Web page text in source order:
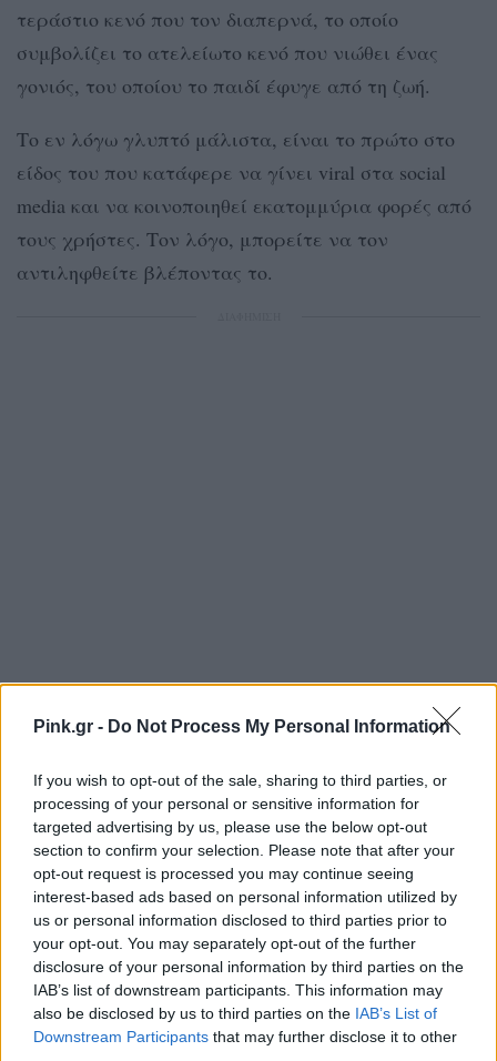
Pink.gr - Do Not Process My Personal Information
If you wish to opt-out of the sale, sharing to third parties, or
processing of your personal or sensitive information for
targeted advertising by us, please use the below opt-out
section to confirm your selection. Please note that after your
opt-out request is processed you may continue seeing
interest-based ads based on personal information utilized by
us or personal information disclosed to third parties prior to
your opt-out. You may separately opt-out of the further
disclosure of your personal information by third parties on the
IAB’s list of downstream participants. This information may
also be disclosed by us to third parties on the IAB’s List of
Downstream Participants that may further disclose it to other
τεράστιο κενό που τον διαπερνά, το οποίο
συμβολίζει το ατελείωτο κενό που νιώθει ένας
γονιός, του οποίου το παιδί έφυγε από τη ζωή.
Το εν λόγω γλυπτό μάλιστα, είναι το πρώτο στο
είδος του που κατάφερε να γίνει viral στα social
media και να κοινοποιηθεί εκατομμύρια φορές από
τους χρήστες. Τον λόγο, μπορείτε να τον
αντιληφθείτε βλέποντας το.